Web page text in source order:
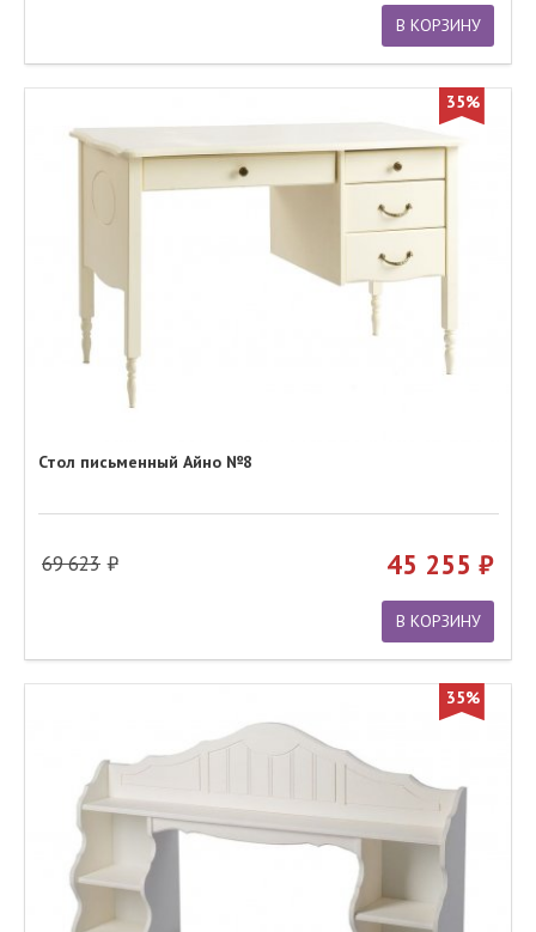
В КОРЗИНУ
35%
Стол письменный Айно №8
69 623 45 255
В КОРЗИНУ
35%